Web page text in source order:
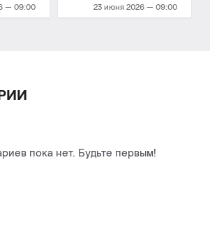
— 09:00 23 июня 2026 — 09:00
Galaxy
пока нет. Будьте первым!